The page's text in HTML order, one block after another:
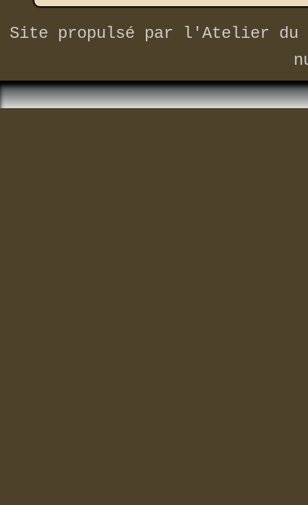
Site propulsé par
l'Atelier du